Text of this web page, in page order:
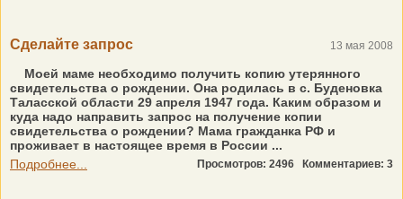
Сделайте запрос 13 мая 2008
Моей маме необходимо получить копию утерянного
свидетельства о рождении. Она родилась в с. Буденовка
Таласской области 29 апреля 1947 года. Каким образом и
куда надо направить запрос на получение копии
свидетельства о рождении? Мама гражданка РФ и
проживает в настоящее время в России ...
Подробнее...
Просмотров: 2496 Комментариев: 3